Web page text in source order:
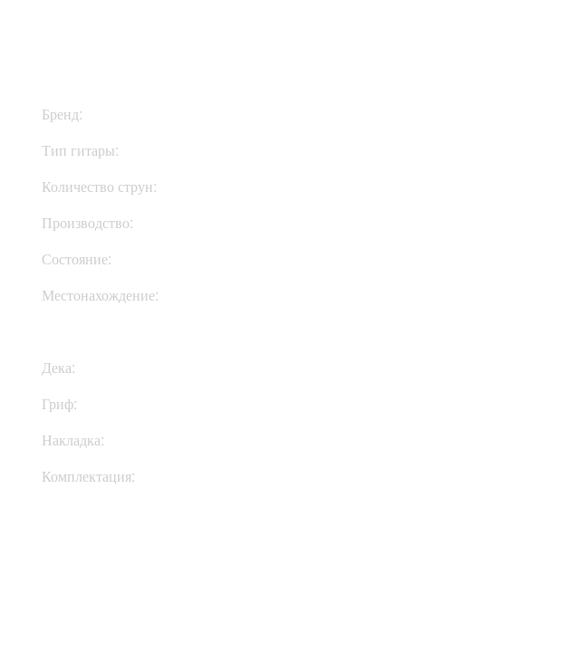
Бренд:
Тип гитары:
Количество струн:
Производство:
Состояние:
Местонахождение:
Дека:
Гриф:
Накладка:
Комплектация: